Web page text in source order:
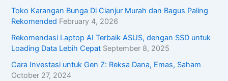
Toko Karangan Bunga Di Cianjur Murah dan Bagus Paling
Rekomended February 4, 2026
Rekomendasi Laptop AI Terbaik ASUS, dengan SSD untuk
Loading Data Lebih Cepat September 8, 2025
Cara Investasi untuk Gen Z: Reksa Dana, Emas, Saham
October 27, 2024